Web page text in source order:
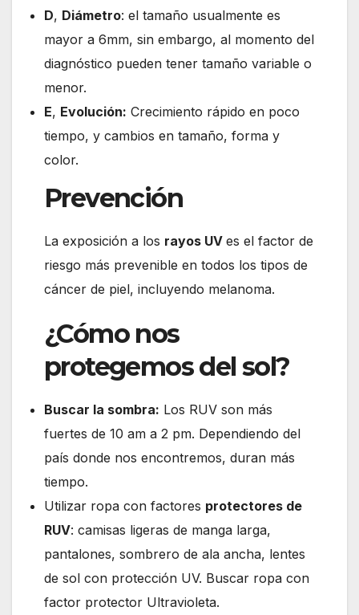
D, Diámetro: el tamaño usualmente es
mayor a 6mm, sin embargo, al momento del
diagnóstico pueden tener tamaño variable o
menor.
E, Evolución: Crecimiento rápido en poco
tiempo, y cambios en tamaño, forma y
color.
Prevención
La exposición a los rayos UV es el factor de
riesgo más prevenible en todos los tipos de
cáncer de piel, incluyendo melanoma.
¿Cómo nos
protegemos del sol?
Buscar la sombra: Los RUV son más
fuertes de 10 am a 2 pm. Dependiendo del
país donde nos encontremos, duran más
tiempo.
Utilizar ropa con factores protectores de
RUV: camisas ligeras de manga larga,
pantalones, sombrero de ala ancha, lentes
de sol con protección UV. Buscar ropa con
factor protector Ultravioleta.